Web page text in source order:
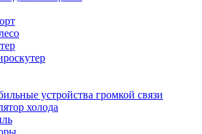
устройства громкой связи
холода